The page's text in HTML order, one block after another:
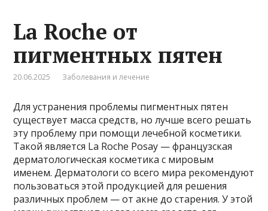
La Roche от
пигментных пятен
20.06.2025 Заболевания и лечение
Для устранения проблемы пигментных пятен
существует масса средств, но лучше всего решать
эту проблему при помощи лечебной косметики.
Такой является La Roche Posay — французская
дерматологическая косметика с мировым
именем. Дерматологи со всего мира рекомендуют
пользоваться этой продукцией для решения
различных проблем — от акне до старения. У этой